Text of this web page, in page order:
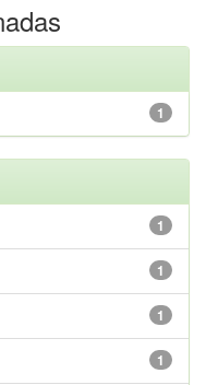
1
1
1
1
1